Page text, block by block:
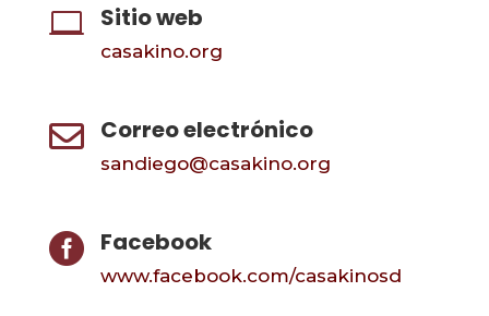
 Sitio web
casakino.org
 Correo electrónico
sandiego@casakino.org
 Facebook
www.facebook.com/casakinosd